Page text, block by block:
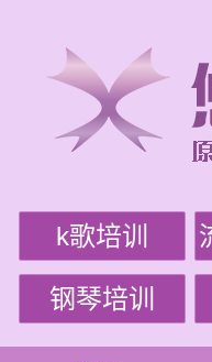
k歌培训
钢琴培训